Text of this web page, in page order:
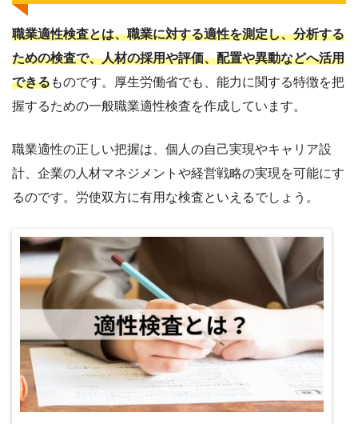
職業適性検査とは、職業に対する適性を測定し、分析する
ための検査で、人材の採用や評価、配置や異動などへ活用
できるものです。厚生労働省でも、能力に関する特徴を把
握するための一般職業適性検査を作成しています。
職業適性の正しい把握は、個人の自己実現やキャリア設
計、企業の人材マネジメントや経営戦略の実現を可能にす
るのです。労使双方に有用な検査といえるでしょう。